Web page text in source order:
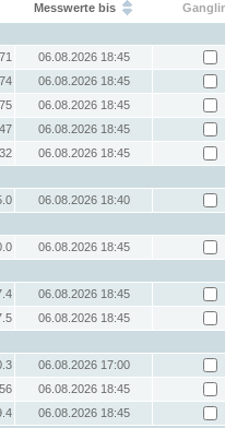
Messwerte bis
06.08.2026 18:45
06.08.2026 18:45
06.08.2026 18:45
06.08.2026 18:45
06.08.2026 18:45
06.08.2026 18:40
06.08.2026 18:45
06.08.2026 18:45
06.08.2026 18:45
06.08.2026 17:00
06.08.2026 18:45
06.08.2026 18:45